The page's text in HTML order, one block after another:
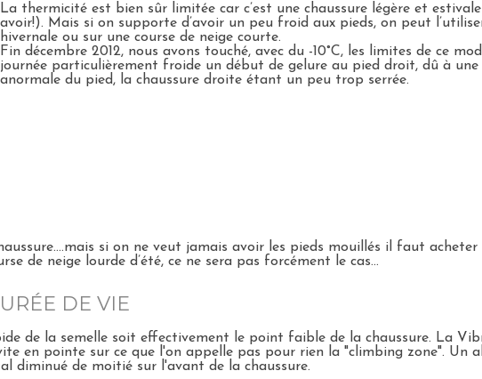
La thermicité est bien sûr limitée car c’est une chaussure légère et
avoir!). Mais si on supporte d’avoir un peu froid aux pieds, on peut
hivernale ou sur une course de neige courte.
Fin décembre 2012, nous avons touché, avec du -10°C, les limites de ce
journée particulièrement froide un début de gelure au pied droit, dû à une
anormale du pied, la chaussure droite étant un peu trop serrée.
si on ne veut jamais avoir les pieds mouillés il faut
de neige lourde d’été, ce ne sera pas forcément le cas...
DE VIE
de la semelle soit effectivement le point faible de la chaussure. La
en pointe sur ce que l'on appelle pas pour rien la "climbing zone". Un
diminué de moitié sur l'avant de la chaussure.